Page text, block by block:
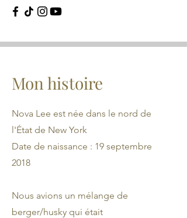
Mon histoire
Nova Lee est née dans le nord de
l'État de New York
Date de naissance : 19 septembre
2018
Nous avions un mélange de
berger/husky qui était